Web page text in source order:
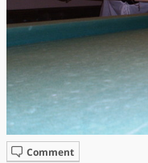
Comment